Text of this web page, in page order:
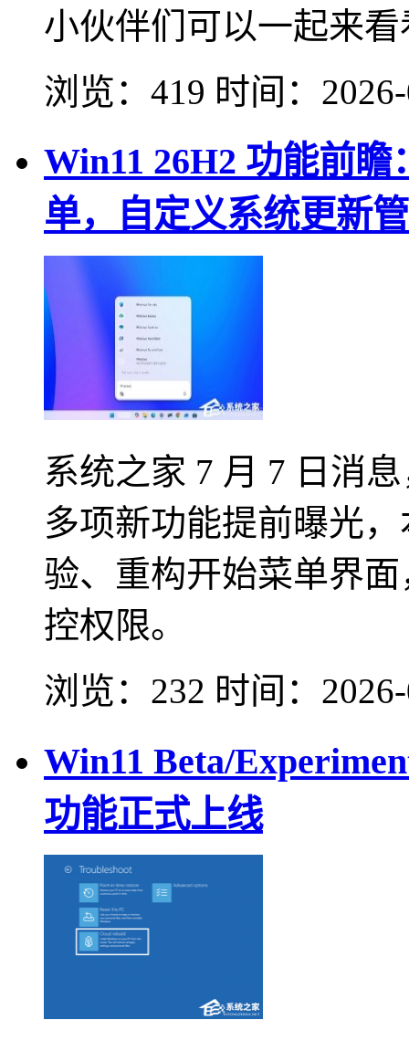
小伙伴们可以一起来
浏览：419 时间：
Win11 26H2 功能前
单，自定义系统更新
系统之家 7 月 7 日消
多项新功能提前曝光
验、重构开始菜单界
控权限。
浏览：232 时间：
Win11 Beta/
功能正式上线